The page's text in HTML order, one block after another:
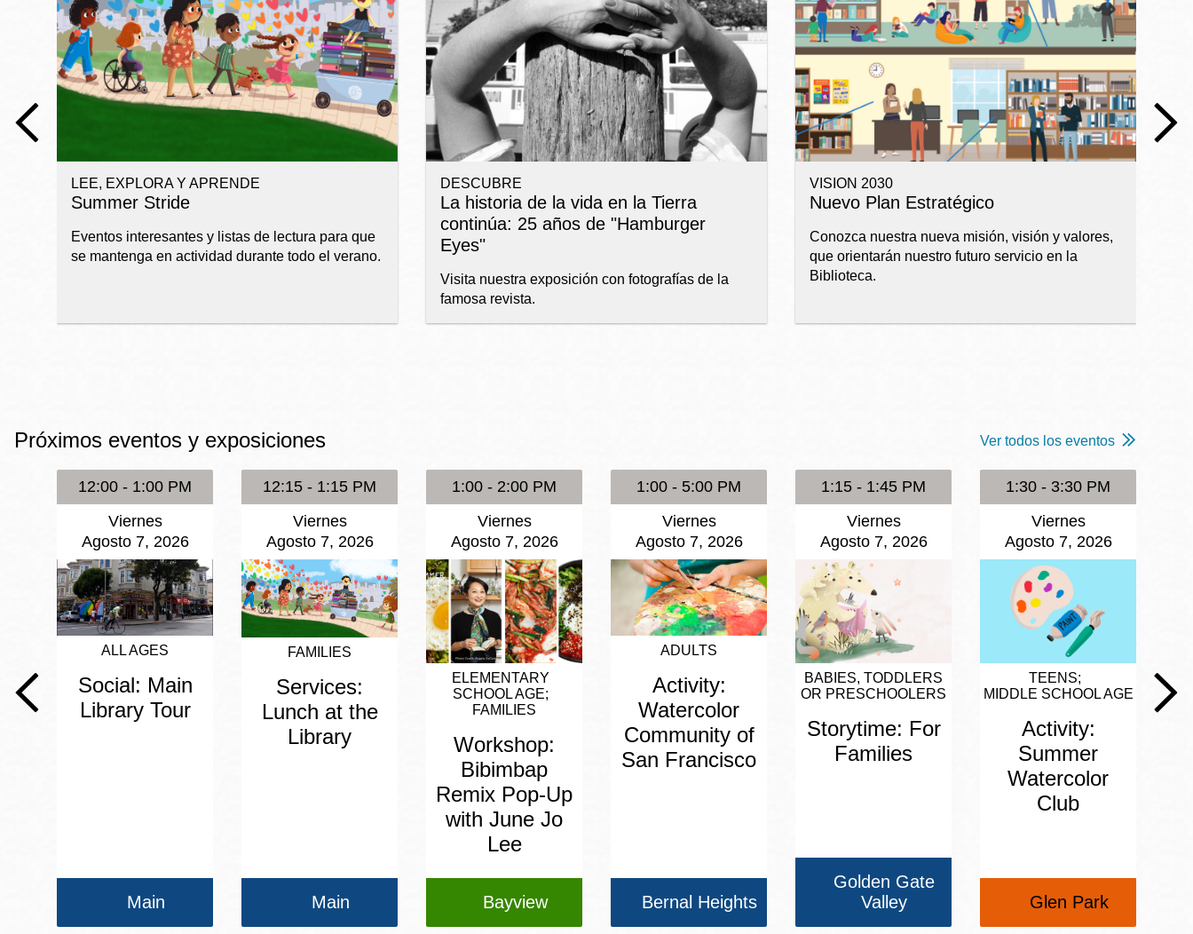
Biblioteca
Anza
Excelsior
Glen Park
Golden Gate
Valley
Ingleside
Misión
Noe Valley
North Beach
Ocean View
Biblioteca
Ambulante OMI
Ortega
Presidio
Richmond
Sunset
Treasure Island
Bibliotecas
Ambulantes
LEE, EXPLORA Y APRENDE
Summer Stride
Eventos interesantes y listas de lectura para que
se mantenga en actividad durante todo el verano.
DESCUBRE
La historia de la vida en la Tierra
continúa: 25 años de "Hamburger
Eyes"
Visita nuestra exposición con fotografías de la
famosa revista.
VISION 2030
Nuevo Plan Estratégico
Conozca nuestra nueva misión, visión y valores,
que orientarán nuestro futuro servicio en la
Biblioteca.
Próximos eventos y exposiciones Ver todos los eventos
12:00 - 1:00 PM
Viernes
Agosto 7, 2026
ALL AGES
Social: Main
Library Tour
Main
12:15 - 1:15 PM
Viernes
Agosto 7, 2026
FAMILIES
Services:
Lunch at the
Library
Main
1:00 - 2:00 PM
Viernes
Agosto 7, 2026
ELEMENTARY
SCHOOL AGE
FAMILIES
Workshop:
Bibimbap
Remix Pop-Up
with June Jo
Lee
Bayview
1:00 - 5:00 PM
Viernes
Agosto 7, 2026
ADULTS
Activity:
Watercolor
Community of
San Francisco
Bernal Heights
1:15 - 1:45 PM
Viernes
Agosto 7, 2026
BABIES, TODDLERS
OR PRESCHOOLERS
Storytime: For
Families
Golden Gate
Valley
1:30 - 3:30 PM
Viernes
Agosto 7, 2026
TEENS
MIDDLE SCHOOL AGE
Activity:
Summer
Watercolor
Club
Glen Park